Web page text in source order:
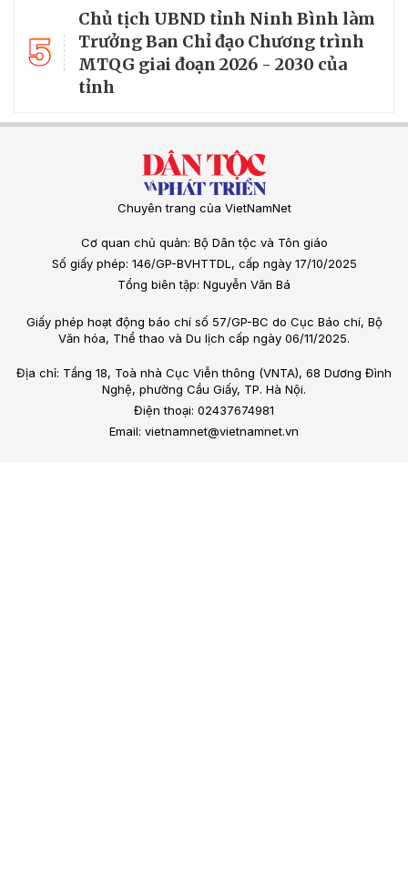
5
Chủ tịch UBND tỉnh Ninh Bình làm
Trưởng Ban Chỉ đạo Chương trình
MTQG giai đoạn 2026 - 2030 của
tỉnh
Chuyên trang của VietNamNet
Cơ quan chủ quản: Bộ Dân tộc và Tôn giáo
Số giấy phép: 146/GP-BVHTTDL, cấp ngày 17/10/2025
Tổng biên tập: Nguyễn Văn Bá
Giấy phép hoạt động báo chí số 57/GP-BC do Cục Báo chí, Bộ
Văn hóa, Thể thao và Du lịch cấp ngày 06/11/2025.
Địa chỉ: Tầng 18, Toà nhà Cục Viễn thông (VNTA), 68 Dương Đình
Nghệ, phường Cầu Giấy, TP. Hà Nội.
Điện thoại: 02437674981
Email: vietnamnet@vietnamnet.vn